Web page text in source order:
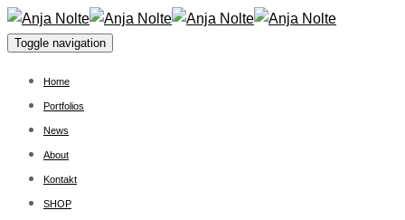
Toggle navigation
Home
Portfolios
News
About
Kontakt
SHOP